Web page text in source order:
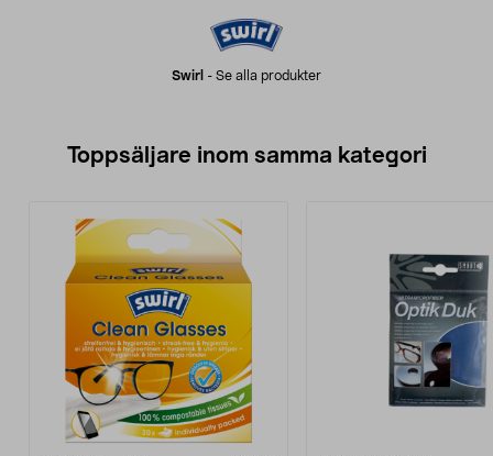
Swirl - Se alla produkter
Toppsäljare inom samma kategori